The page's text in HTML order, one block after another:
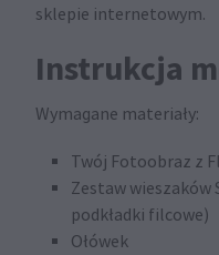
sklepie internetowym.
Instrukcja
Wymagane materiały:
Twój Fotoobraz z
Zestaw wieszaków
podkładki filcowe)
Ołówek